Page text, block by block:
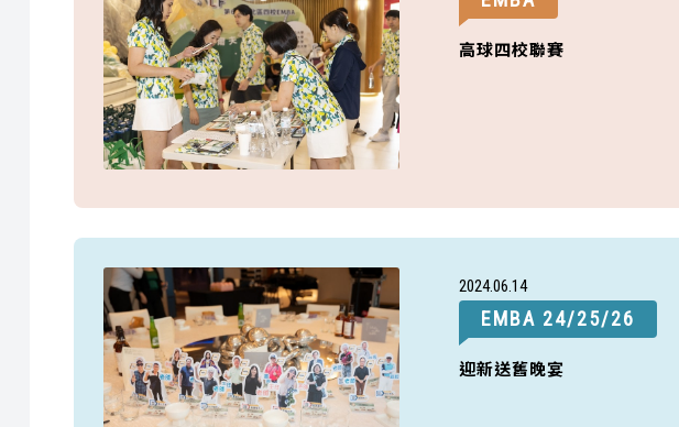
高球四校聯賽
202406 14
EMBA 24/25/26
迎新送舊晚宴